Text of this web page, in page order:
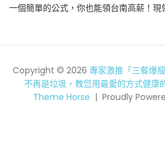
一個簡單的公式，你也能領台南高薪！現
Copyright © 2026 專家激推「三餐爆
不再是垃圾，教您用最愛的方式健康
Theme Horse
Proudly